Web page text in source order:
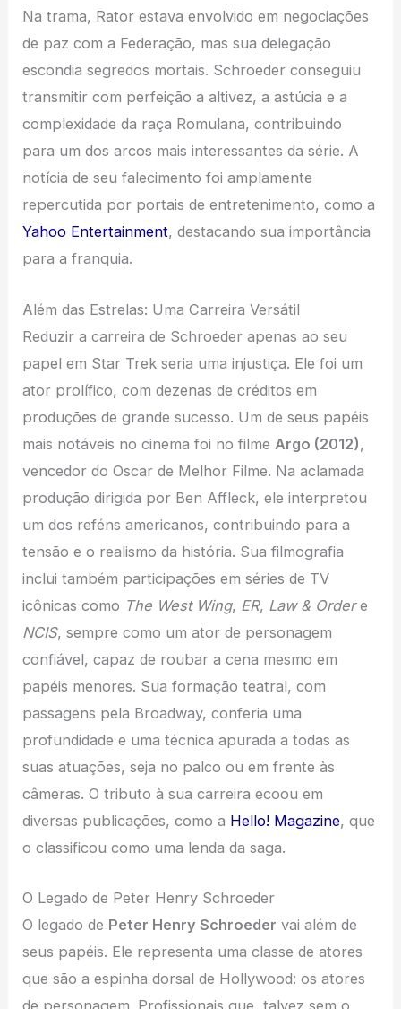
Na trama, Rator estava envolvido em negociações
de paz com a Federação, mas sua delegação
escondia segredos mortais. Schroeder conseguiu
transmitir com perfeição a altivez, a astúcia e a
complexidade da raça Romulana, contribuindo
para um dos arcos mais interessantes da série. A
notícia de seu falecimento foi amplamente
repercutida por portais de entretenimento, como a
Yahoo Entertainment, destacando sua importância
para a franquia.
Além das Estrelas: Uma Carreira Versátil
Reduzir a carreira de Schroeder apenas ao seu
papel em Star Trek seria uma injustiça. Ele foi um
ator prolífico, com dezenas de créditos em
produções de grande sucesso. Um de seus papéis
mais notáveis no cinema foi no filme Argo (2012),
vencedor do Oscar de Melhor Filme. Na aclamada
produção dirigida por Ben Affleck, ele interpretou
um dos reféns americanos, contribuindo para a
tensão e o realismo da história. Sua filmografia
inclui também participações em séries de TV
icônicas como The West Wing, ER, Law & Ordere
NCIS, sempre como um ator de personagem
confiável, capaz de roubar a cena mesmo em
papéis menores. Sua formação teatral, com
passagens pela Broadway, conferia uma
profundidade e uma técnica apurada a todas as
suas atuações, seja no palco ou em frente às
câmeras. O tributo à sua carreira ecoou em
diversas publicações, como a Hello! Magazine, que
o classificou como uma lenda da saga.
O Legado de Peter Henry Schroeder
O legado de Peter Henry Schroeder vai além de
seus papéis. Ele representa uma classe de atores
que são a espinha dorsal de Hollywood: os atores
de personagem. Profissionais que, talvez sem o